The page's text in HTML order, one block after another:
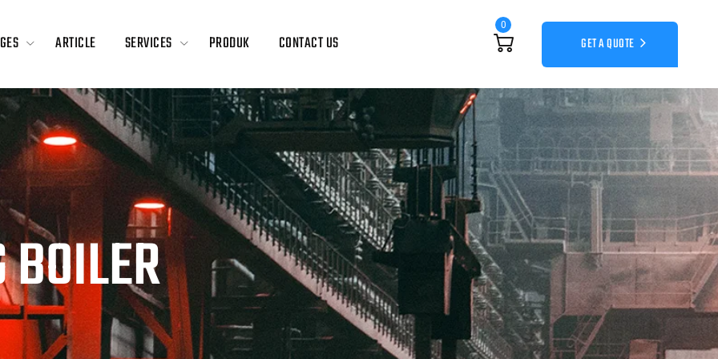
ARTICLE SERVICES PRODUK CONTACT US
0
GET A QUOTE